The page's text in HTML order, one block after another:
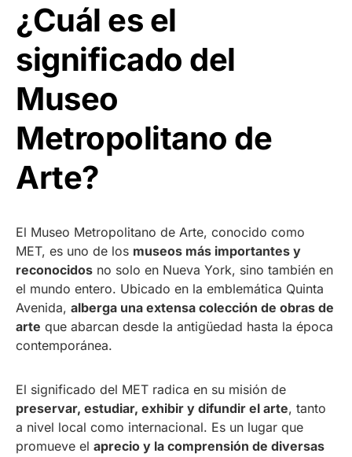
¿Cuál es el
significado del
Museo
Metropolitano de
Arte?
El Museo Metropolitano de Arte, conocido como
MET, es uno de los museos más importantes y
reconocidos no solo en Nueva York, sino también en
el mundo entero. Ubicado en la emblemática Quinta
Avenida, alberga una extensa colección de obras de
arte que abarcan desde la antigüedad hasta la época
contemporánea.
El significado del MET radica en su misión de
preservar, estudiar, exhibir y difundir el arte, tanto
a nivel local como internacional. Es un lugar que
promueve el aprecio y la comprensión de diversas